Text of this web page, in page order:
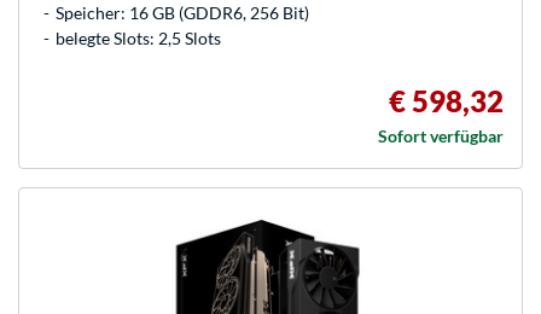
Speicher: 16 GB (GDDR6, 256 Bit)
belegte Slots: 2,5 Slots
€ 598,32
Sofort verfügbar